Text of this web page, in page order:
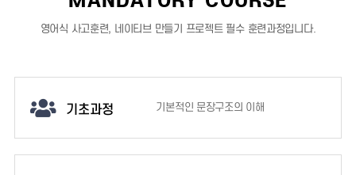
영어식 사고훈련, 네이티브 만들기 프로젝트 필수 훈련과정입니다.
기초과정 기본적인 문장구조의 이해